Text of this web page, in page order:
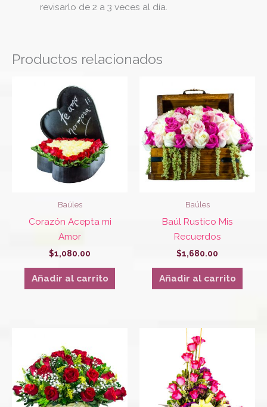
revisarlo de 2 a 3 veces al día.
Productos relacionados
Baúles
Corazón Acepta mi
Amor
$1,080.00
Añadir al carrito
Baúles
Baúl Rustico Mis
Recuerdos
$1,680.00
Añadir al carrito